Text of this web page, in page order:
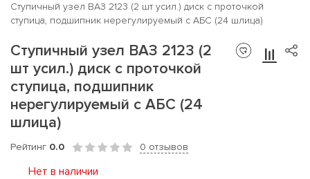
Ступичный узел ВАЗ 2123 (2 шт усил.) диск с проточкой
ступица, подшипник нерегулируемый с АБС (24 шлица)
Ступичный узел ВАЗ 2123 (2
шт усил.) диск с проточкой
ступица, подшипник
нерегулируемый с АБС (24
шлица)
Рейтинг 0.0 0 отзывов
Нет в наличии